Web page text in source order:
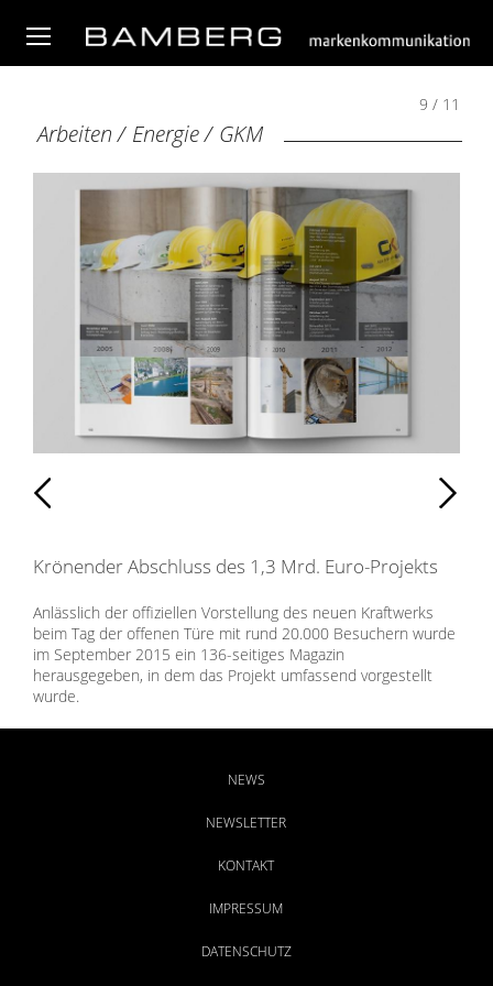
9 / 11
Arbeiten/ Energie/ GKM
Krönender Abschluss des 1,3 Mrd. Euro-Projekts
Anlässlich der offiziellen Vorstellung des neuen Kraftwerks
beim Tag der offenen Türe mit rund 20.000 Besuchern wurde
im September 2015 ein 136-seitiges Magazin
herausgegeben, in dem das Projekt umfassend vorgestellt
wurde.
uns, die gute langjährige Zusammenarbeit auch über dieses
NEWS
NEWSLETTER
KONTAKT
IMPRESSUM
DATENSCHUTZ